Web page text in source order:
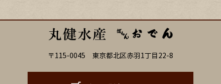
〒115-0045 東京都北区赤羽1丁目22-8